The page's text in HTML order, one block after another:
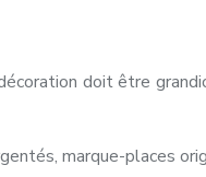
doit être
marque-places